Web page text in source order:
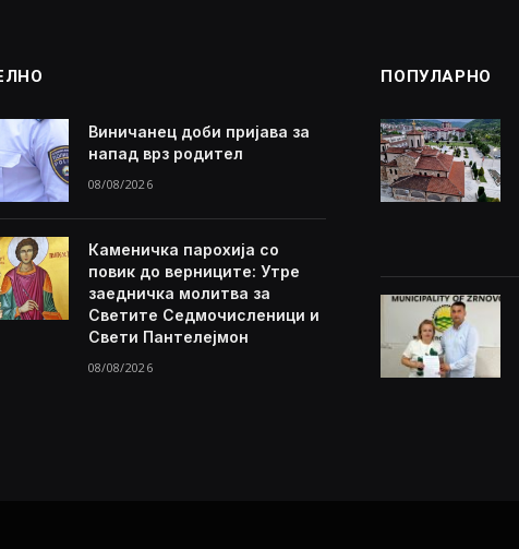
Виничанец доби пријава за
напад врз родител
08/08/2026
Каменичка парохија со
повик до верниците: Утре
заедничка молитва за
Светите Седмочисленици и
Свети Пантелејмон
08/08/2026
ПОПУЛАРНО